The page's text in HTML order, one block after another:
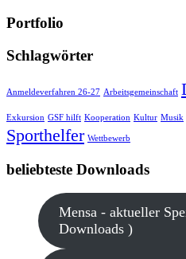
Portfolio
Schlagwörter
Anmeldeverfahren 26-27 Arbeitsgemeinschaft
Exkursion GSF hilft Kooperation Kultur Musik
Sporthelfer Wettbewerb
beliebteste Downloads
Mensa - aktueller
Downloads )